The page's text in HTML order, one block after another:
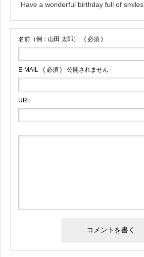
Have a wonderful birthday full of smiles
名前（例：山田 太郎） ( 必須 )
E-MAIL ( 必須 ) - 公開されません -
URL